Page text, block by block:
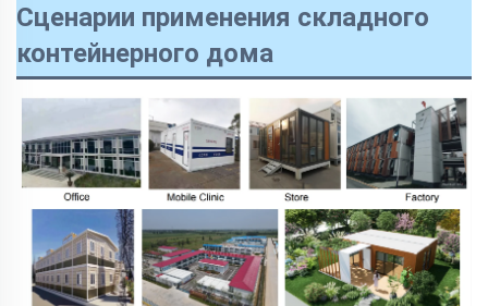
Сценарии применения складного
контейнерного дома